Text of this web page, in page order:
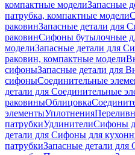
компактные моделиЗапасные
патрубка, компактные модели
раковинЗапасные детали для
раковинСифоны бутылочные
моделиЗапасные детали для
раковин, компактные модели
сифоныЗапасные детали для
сифоныСоединительные
детали для Соединительные
раковиныОблицовка
элементыУплотнения
патрубкиУдлинителиСифоны
детали для Сифоны для
патрубкиЗапасные детали для